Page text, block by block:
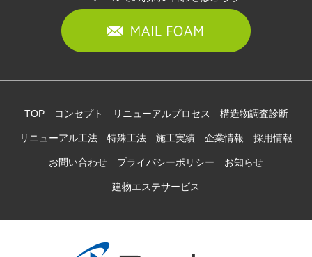
TOP コンセプト リニューアルプロセス 構造物調査診断
リニューアル工法 特殊工法 施工実績 企業情報 採用情報
お問い合わせ プライバシーポリシー お知らせ
建物エステサービス